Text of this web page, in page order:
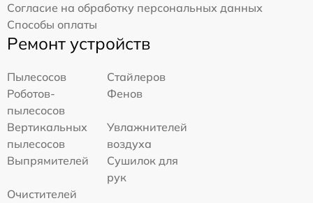
Согласие на обработку персональных данных
Способы оплаты
Ремонт устройств
Пылесосов
Стайлеров
Роботов-
пылесосов
Фенов
Вертикальных
пылесосов
Увлажнителей
воздуха
Выпрямителей
Сушилок для
рук
Очистителей